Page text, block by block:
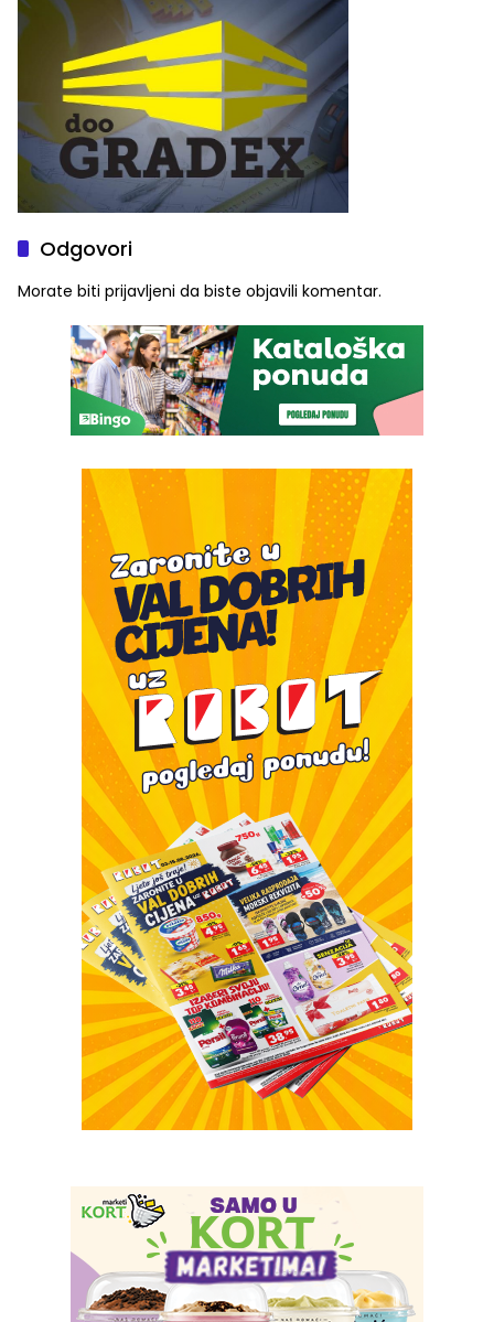
Odgovori
Morate biti prijavljeni da biste objavili komentar.